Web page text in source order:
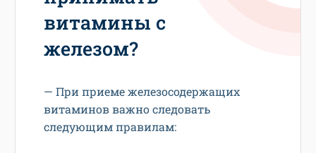
витамины с
железом?
— При приеме железосодержащих
витаминов важно следовать
следующим правилам: